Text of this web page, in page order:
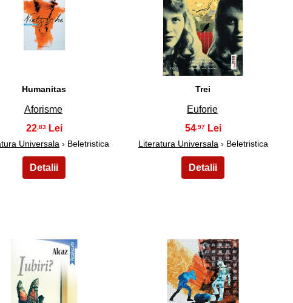
14
Humanitas
Aforisme
22 ,83
Universala › Beletristica
15
Trei
Euforie
54 ,97
Literatura Universala › Beletristica
20